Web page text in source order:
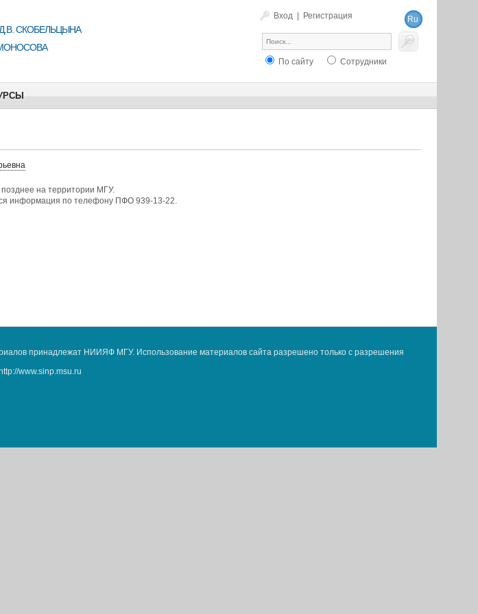
Вход Регистрация
Ru
En
СКОБЕЛЬЦЫНА
По сайту Сотрудники
на территории МГУ.
информация по телефону ПФО 939-13-22.
принадлежат НИИЯФ МГУ. Использование материалов сайта разрешено только с разрешения
www.sinp.msu.ru